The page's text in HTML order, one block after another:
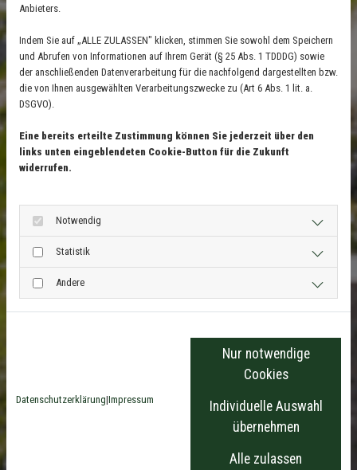
Anbieters.
Indem Sie auf „ALLE ZULASSEN" klicken, stimmen Sie sowohl dem Speichern
und Abrufen von Informationen auf Ihrem Gerät (§ 25 Abs. 1 TDDDG) sowie
der anschließenden Datenverarbeitung für die nachfolgend dargestellten bzw.
die von Ihnen ausgewählten Verarbeitungszwecke zu (Art 6 Abs. 1 lit. a.
DSGVO).
Eine bereits erteilte Zustimmung können Sie jederzeit über den
links unten eingeblendeten Cookie-Button für die Zukunft
widerrufen.
Notwendig
Statistik
Andere
Datenschutzerklärung|Impressum
Nur notwendige
Cookies
Individuelle Auswahl
übernehmen
Alle zulassen